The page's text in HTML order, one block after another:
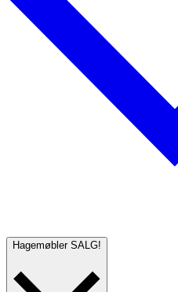
Hagemøbler SALG!